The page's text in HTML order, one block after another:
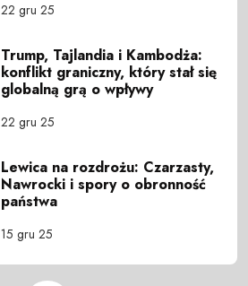
22 gru 25
Trump, Tajlandia i Kambodża:
konflikt graniczny, który stał się
globalną grą o wpływy
22 gru 25
Lewica na rozdrożu: Czarzasty,
Nawrocki i spory o obronność
państwa
15 gru 25